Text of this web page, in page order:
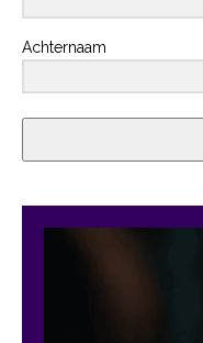
Achternaam